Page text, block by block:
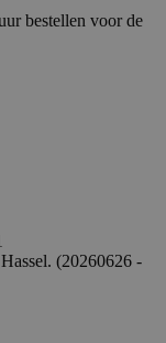
bestellen voor de
(20260626 -